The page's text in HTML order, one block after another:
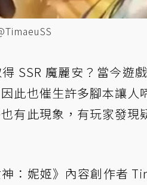
SSR 魔麗安？當今
此也催生許多腳本讓
有此現象，有玩家發現
：妮姬》內容創作者